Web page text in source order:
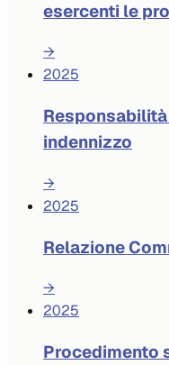
esercenti le
→
2025
indennizzo
→
2025
Relazione
→
2025
Procedimento